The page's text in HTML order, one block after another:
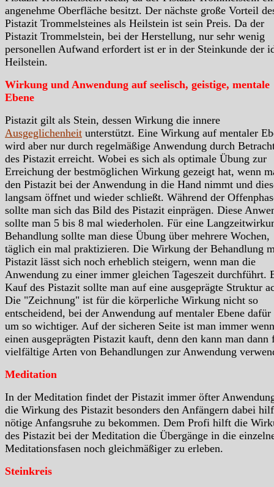
angenehme Oberfläche besitzt. Der nächste große Vorteil
Pistazit Trommelsteines als Heilstein ist sein Preis. Da der
Pistazit Trommelstein, bei der Herstellung, nur sehr wenig
personellen Aufwand erfordert ist er in der Steinkunde der
Heilstein.
Wirkung und Anwendung auf seelisch, geistige, mentale
Ebene
Pistazit gilt als Stein, dessen Wirkung die innere
Ausgeglichenheit unterstützt. Eine Wirkung auf mentaler
wird aber nur durch regelmäßige Anwendung durch
des Pistazit erreicht. Wobei es sich als optimale Übung zur
Erreichung der bestmöglichen Wirkung gezeigt hat, wenn
den Pistazit bei der Anwendung in die Hand nimmt und
langsam öffnet und wieder schließt. Während der
sollte man sich das Bild des Pistazit einprägen. Diese
sollte man 5 bis 8 mal wiederholen. Für eine
Behandlung sollte man diese Übung über mehrere Wochen,
täglich ein mal praktizieren. Die Wirkung der Behandlung
Pistazit lässt sich noch erheblich steigern, wenn man die
Anwendung zu einer immer gleichen Tageszeit durchführt.
Kauf des Pistazit sollte man auf eine ausgeprägte Struktur
Die "Zeichnung" ist für die körperliche Wirkung nicht so
entscheidend, bei der Anwendung auf mentaler Ebene dafür
um so wichtiger. Auf der sicheren Seite ist man immer
einen ausgeprägten Pistazit kauft, denn den kann man dann
vielfältige Arten von Behandlungen zur Anwendung
Meditation
In der Meditation findet der Pistazit immer öfter
die Wirkung des Pistazit besonders den Anfängern dabei
nötige Anfangsruhe zu bekommen. Dem Profi hilft die
des Pistazit bei der Meditation die Übergänge in die
Meditationsfasen noch gleichmäßiger zu erleben.
Steinkreis